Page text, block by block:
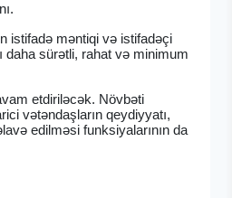
istifadə məntiqi və istifadəçi
daha sürətli, rahat və minimum
etdiriləcək. Növbəti
vətəndaşların qeydiyyatı,
edilməsi funksiyalarının da